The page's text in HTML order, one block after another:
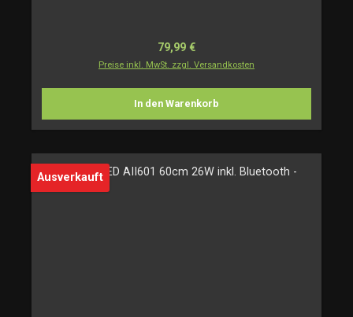
Regulärer Preis:
79,99 €
Preise inkl. MwSt. zzgl. Versandkosten
In den Warenkorb
Ausverkauft